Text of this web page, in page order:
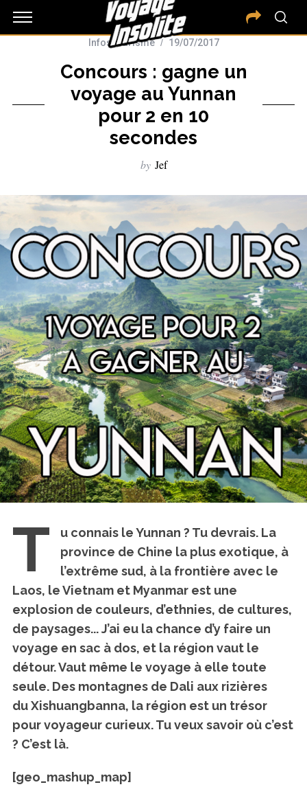
Infos tourisme 19/07/2017
Concours : gagne un
voyage au Yunnan
pour 2 en 10
secondes
by Jef
T
u connais le Yunnan ? Tu devrais. La
province de Chine la plus exotique, à
l’extrême sud, à la frontière avec le
Laos, le Vietnam et Myanmar estune
explosion de couleurs, d’ethnies, de cultures,
de paysages... J’ai eu la chance d’y faire un
voyage en sac à dos, et la région vaut le
détour.Vaut même le voyage à elle toute
seule. Des montagnes de Dali aux rizières
du Xishuangbanna, la région est un trésor
pour voyageur curieux. Tu veux savoir où c’est
? C’est là.
[geo_mashup_map]